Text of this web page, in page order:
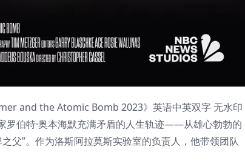
and the Atomic Bomb 2023》英语中英双字 无水印
罗伯特·奥本海默充满矛盾的人生轨迹——从雄心勃勃的
父”。作为洛斯阿拉莫斯实验室的负责人，他带领团队